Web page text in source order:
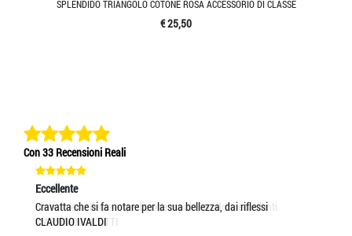
SPLENDIDO TRIANGOLO COTONE ROSA ACCESSORIO DI CLASSE
€ 25,50
Con 33 Recensioni Reali
Eccellente
Servizio eccellente e spedizione rapida, prodotti eccellenti
MASSIMO BOCOTTI
Eccellente
Cravatta che si fa notare per la sua bellezza, dai riflessi
CLAUDIO IVALDI